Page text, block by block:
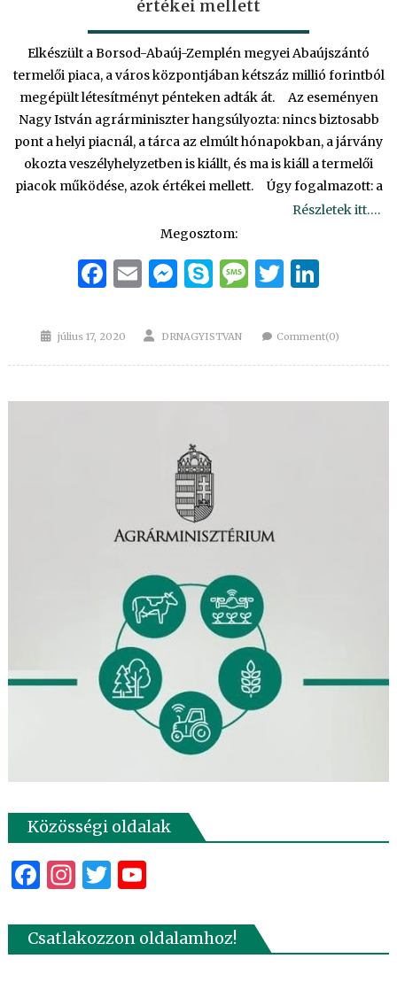
értékei mellett
Elkészült a Borsod-Abaúj-Zemplén megyei Abaújszántó
termelői piaca, a város központjában kétszáz millió forintból
megépült létesítményt pénteken adták át. Az eseményen
Nagy István agrárminiszter hangsúlyozta: nincs biztosabb
pont a helyi piacnál, a tárca az elmúlt hónapokban, a járvány
okozta veszélyhelyzetben is kiállt, és ma is kiáll a termelői
piacok működése, azok értékei mellett. Úgy fogalmazott: a
Részletek itt….
Megosztom:
Facebook
EmailMessenger
Skype
Message
Twitter
Posted
július 17, 2020 Author
DRNAGYISTVAN Comment(0)
Közösségi oldalak
Facebook
Instagram
Twitter
YouTube
Csatlakozzon oldalamhoz!